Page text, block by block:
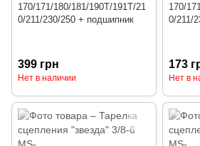
170/171/180/181/190T/191T/21
0/211/230/250 + подшипник
399 грн
Нет в наличии
170/
0/211/
173
Нет в